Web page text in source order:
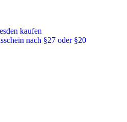
kaufen
nach §27 oder §20